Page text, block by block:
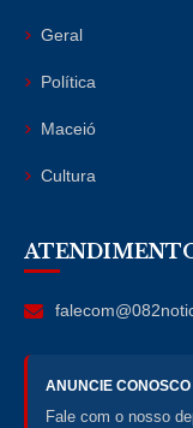
Geral
Política
Maceió
Cultura
ANUNCIE CONOSCO
Fale com o nosso